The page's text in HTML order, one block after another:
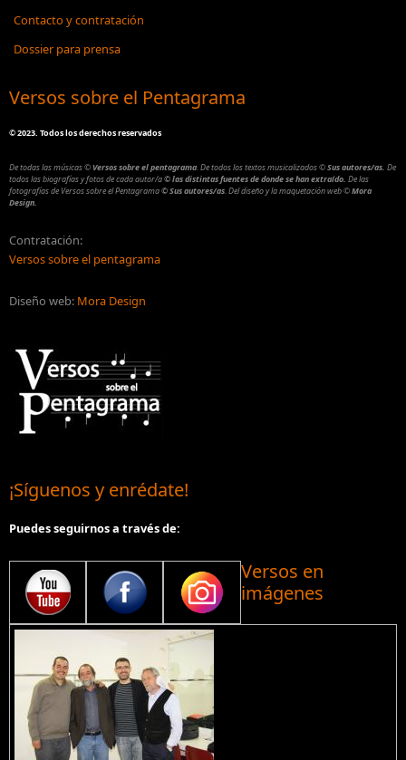
Contacto y contratación
Dossier para prensa
Versos sobre el Pentagrama
©2023. Todos los derechos reservados
De todas las músicas© Versos sobre el pentagrama. De todos los textos musicalizados©Sus autores/as. De
todos las biografías y fotos de cada autor/a© las distintas fuentes de donde se han extraído. De las
fotografías de Versos sobre el Pentagrama© Sus autores/as. Del diseño y la maquetación web©Mora
Design.
Contratación:
Versos sobre el pentagrama
Diseño web: Mora Design
¡Síguenos y enrédate!
Puedes seguirnos a través de:
Versos en
imágenes